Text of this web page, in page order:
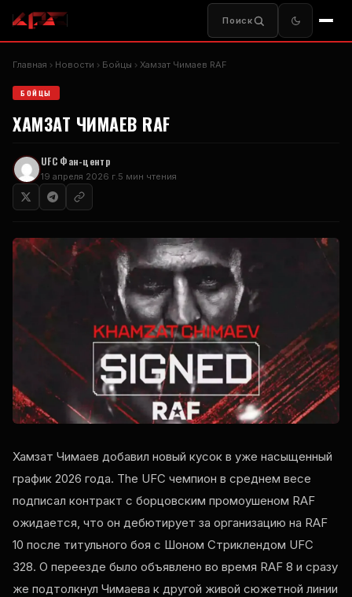
Поиск
Главная Новости Бойцы Хамзат Чимаев RAF
БОЙЦЫ
ХАМЗАТ ЧИМАЕВ RAF
UFCФан-центр
19 апреля 2026 г.5 мин чтения
Хамзат Чимаев добавил новый кусок в уже насыщенный
график 2026 года. The UFC чемпион в среднем весе
подписал контракт с борцовским промоушеном RAF
ожидается, что он дебютирует за организацию на RAF
10 после титульного боя с Шоном Стриклендом UFC
328. О переезде было объявлено во время RAF 8 и сразу
же подтолкнул Чимаева к другой живой сюжетной линии